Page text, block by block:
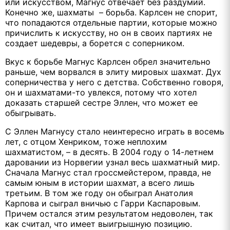
или искусством, Магнус отвечает без раздумий.
Конечно же, шахматы – борьба. Карлсен не спорит,
что попадаются отдельные партии, которые можно
причислить к искусству, но он в своих партиях не
создает шедевры, а борется с соперником.
Вкус к борьбе Магнус Карлсен обрел значительно
раньше, чем ворвался в элиту мировых шахмат. Дух
соперничества у него с детства. Собственно говоря,
он и шахматами-то увлекся, потому что хотел
доказать старшей сестре Эллен, что может ее
обыгрывать.
С Эллен Магнусу стало неинтересно играть в восемь
лет, с отцом Хенриком, тоже неплохим
шахматистом, – в десять. В 2004 году о 14-летнем
даровании из Норвегии узнал весь шахматный мир.
Сначала Магнус стал гроссмейс­тером, правда, не
самым юным в истории шахмат, а всего лишь
третьим. В том же году он обыграл Анатолия
Карпова и сыг­рал вничью с Гарри Каспаровым.
Причем остался этим результатом недоволен, так
как считал, что имеет вы­игрышную позицию.